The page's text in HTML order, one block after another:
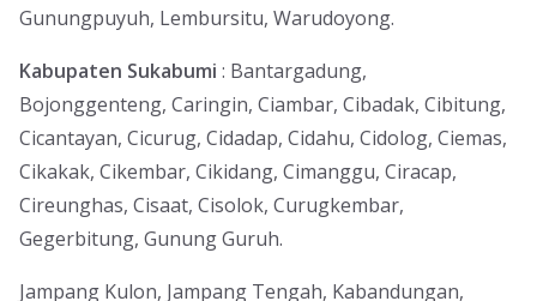
Gunungpuyuh, Lembursitu, Warudoyong.
Kabupaten Sukabumi : Bantargadung,
Bojonggenteng, Caringin, Ciambar, Cibadak, Cibitung,
Cicantayan, Cicurug, Cidadap, Cidahu, Cidolog, Ciemas,
Cikakak, Cikembar, Cikidang, Cimanggu, Ciracap,
Cireunghas, Cisaat, Cisolok, Curugkembar,
Gegerbitung, Gunung Guruh.
Jampang Kulon, Jampang Tengah, Kabandungan,